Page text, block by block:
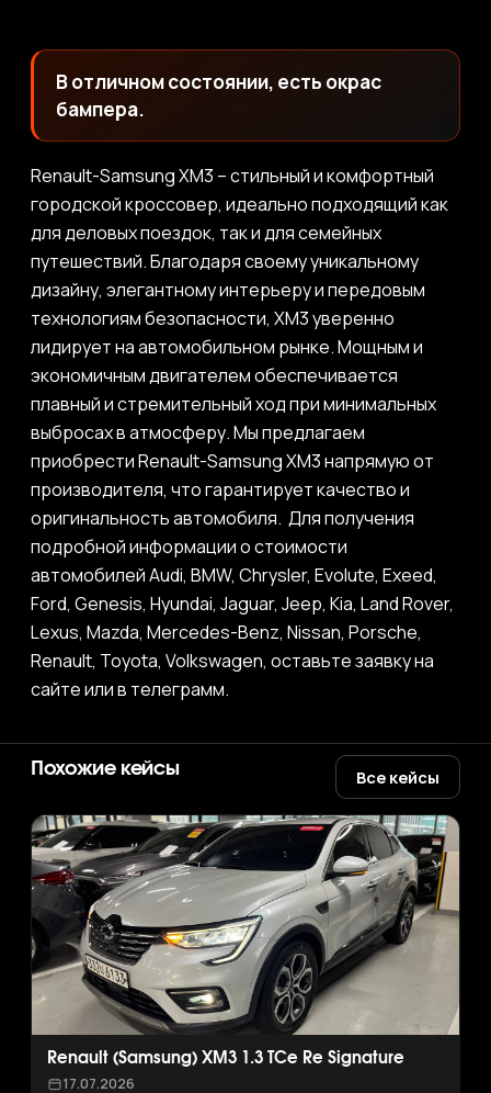
В отличном состоянии, есть окрас
бампера.
Renault-Samsung XM3 – стильный и комфортный
городской кроссовер, идеально подходящий как
для деловых поездок, так и для семейных
путешествий. Благодаря своему уникальному
дизайну, элегантному интерьеру и передовым
технологиям безопасности, XM3 уверенно
лидирует на автомобильном рынке. Мощным и
экономичным двигателем обеспечивается
плавный и стремительный ход при минимальных
выбросах в атмосферу. Мы предлагаем
приобрести Renault-Samsung XM3 напрямую от
производителя, что гарантирует качество и
оригинальность автомобиля. Для получения
подробной информации о стоимости
автомобилей Audi, BMW, Chrysler, Evolute, Exeed,
Ford, Genesis, Hyundai, Jaguar, Jeep, Kia, Land Rover,
Lexus, Mazda, Mercedes-Benz, Nissan, Porsche,
Renault, Toyota, Volkswagen, оставьте заявку на
сайте или в телеграмм.
Похожие кейсы Все кейсы
Renault (Samsung) XM3 1.3 TCe Re Signature
17.07.2026